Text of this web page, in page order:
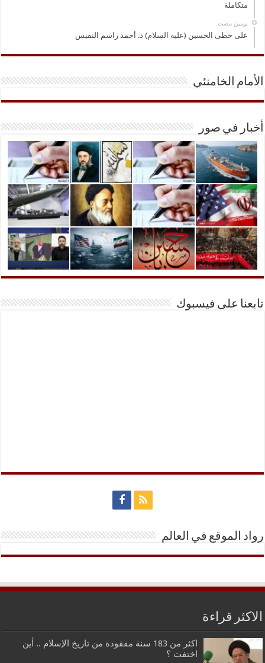
متكاملة
‏يومين مضت
على خطى الحسين (عليه السلام) د. أحمد راسم النفيس
الأمام الخامنئي
أخبار في صور
تابعنا على فيسبوك
رواد الموقع في العالم
الاكثر قراءة
اكثر من 183 سنة مفقودة من تاريخ الإسلام .. أين
اختفت ؟